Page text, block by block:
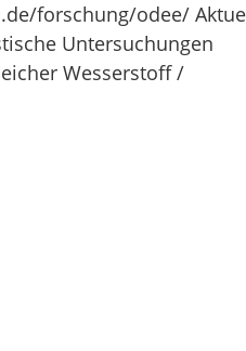
forschung/odee/
Untersuchungen
Wesserstoff /